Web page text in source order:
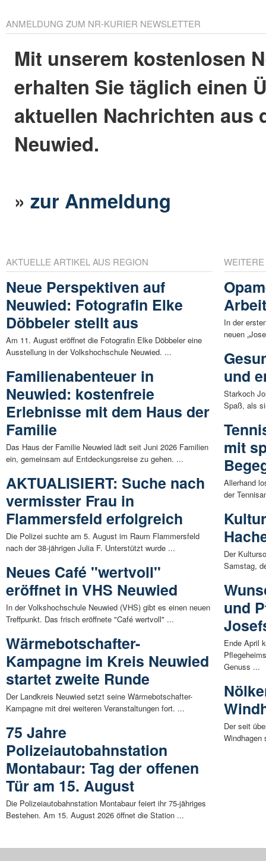
ANMELDUNG ZUM NR-KURIER NEWSLETTER
Mit unserem kostenlosen
erhalten Sie täglich einen
aktuellen Nachrichten aus
Neuwied.
»zur Anmeldung
AKTUELLE ARTIKEL AUS REGION
Neue Perspektiven auf
Neuwied: Fotografin Elke
Döbbeler stellt aus
Am 11. August eröffnet die Fotografin Elke Döbbeler eine
Ausstellung in der Volkshochschule Neuwied. ...
Familienabenteuer in
Neuwied: kostenfreie
Erlebnisse mit dem Haus der
Familie
Das Haus der Familie Neuwied lädt seit Juni 2026 Familien
ein, gemeinsam auf Entdeckungsreise zu gehen. ...
AKTUALISIERT: Suche nach
vermisster Frau in
Flammersfeld erfolgreich
Die Polizei suchte am 5. August im Raum Flammersfeld
nach der 38-jährigen Julia F. Unterstützt wurde ...
Neues Café "wertvoll"
eröffnet in VHS Neuwied
In der Volkshochschule Neuwied (VHS) gibt es einen neuen
Treffpunkt. Das frisch eröffnete "Café wertvoll" ...
Wärmebotschafter-
Kampagne im Kreis Neuwied
startet zweite Runde
Der Landkreis Neuwied setzt seine Wärmebotschafter-
Kampagne mit drei weiteren Veranstaltungen fort. ...
75 Jahre
Polizeiautobahnstation
Montabaur: Tag der offenen
Tür am 15. August
Die Polizeiautobahnstation Montabaur feiert ihr 75-jähriges
Bestehen. Am 15. August 2026 öffnet die Station ...
In der
neuen
und
Starkoch
Spaß, als
mit
Allerhand
der
Der
Samstag,
und
Ende April
Genuss ...
Der seit